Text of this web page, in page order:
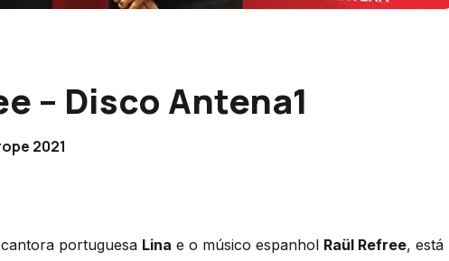
– Disco Antena1
2021
portuguesa Lina e o músico espanhol Raül Refree, está